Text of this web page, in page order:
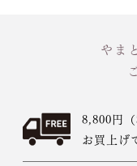
やま
8,800円
お買上げ